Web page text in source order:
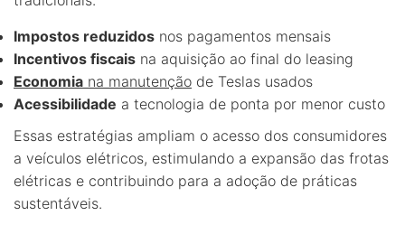
Impostos reduzidos nos pagamentos mensais
Incentivos fiscais na aquisição ao final do leasing
Economia na manutenção de Teslas usados
Acessibilidade a tecnologia de ponta por menor custo
Essas estratégias ampliam o acesso dos consumidores
a veículos elétricos, estimulando a expansão das frotas
elétricas e contribuindo para a adoção de práticas
sustentáveis.